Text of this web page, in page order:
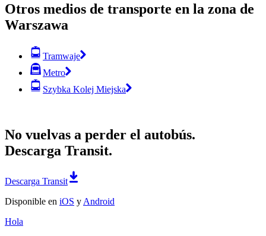
Otros medios de transporte en la zona de
Warszawa
Tramwaje
Metro
Szybka Kolej Miejska
No vuelvas a perder el autobús.
Descarga Transit.
Descarga Transit
Disponible en iOS yAndroid
Hola